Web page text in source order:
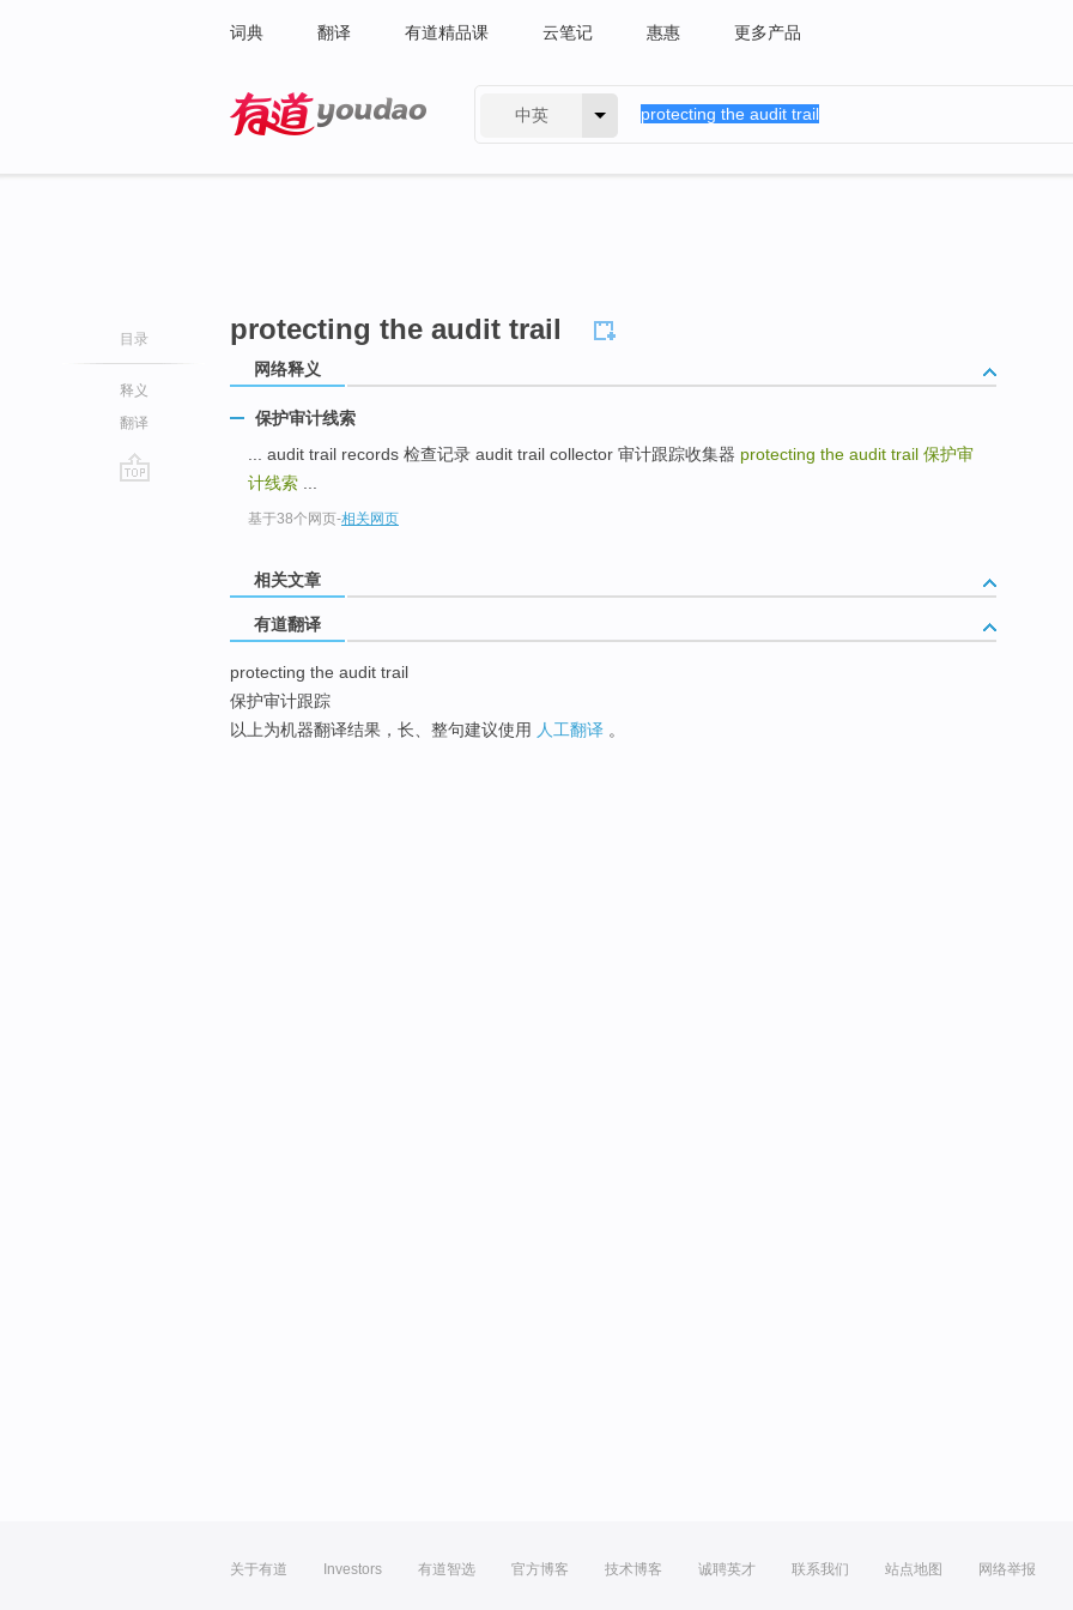
词典 翻译 有道精品课 云笔记 惠惠 更多产品
中英
目录
释义
翻译
protecting the audit trail
网络释义
保护审计线索
... audit trail records 检查记录 audit trail collector 审计跟踪收集器 protecting the audit trail 保护审
计线索
基于38个网页-相关网页
相关文章
有道翻译
protecting the audit trail
保护审计跟踪
以上为机器翻译结果，长、整句建议使用 人工翻译 。
关于有道 Investors 有道智选 官方博客 技术博客 诚聘英才 联系我们 站点地图 网络举报